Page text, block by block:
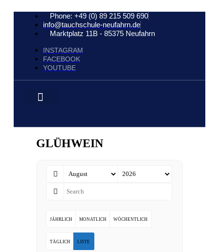
Phone: +49 (0) 89 215 509 690
info@tauchschule-neufahrn.de
Marktplatz 11B - 85375 Neufahrn
INSTAGRAM
FACEBOOK
YOUTUBE
GLÜHWEIN
JÄHRLICH MONATLICH WÖCHENTLICH
TÄGLICH LISTE